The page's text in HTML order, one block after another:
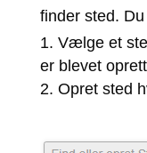
finder sted.
Vælge et
er blevet
Opret sted